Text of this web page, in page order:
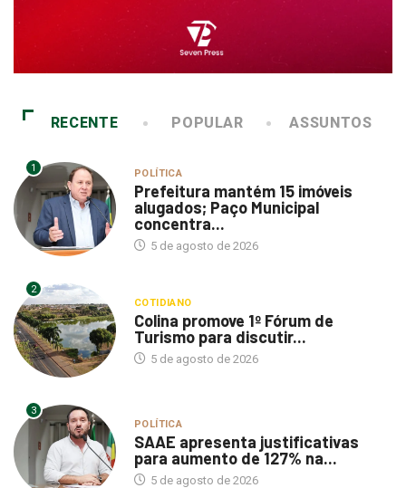
RECENTE POPULAR ASSUNTOS
1 POLÍTICA
Prefeitura mantém 15 imóveis
alugados; Paço Municipal
concentra...
5 de agosto de 2026
2
COTIDIANO
Colina promove 1º Fórum de
Turismo para discutir...
5 de agosto de 2026
3
POLÍTICA
SAAE apresenta justificativas
para aumento de 127% na...
5 de agosto de 2026